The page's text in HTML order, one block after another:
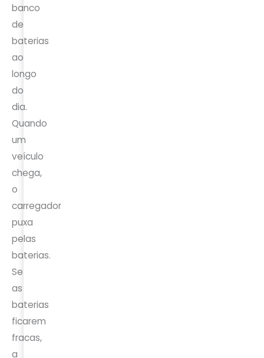
banco
de
baterias
ao
longo
do
dia.
Quando
um
veículo
chega,
o
carregador
puxa
pelas
baterias.
Se
as
baterias
ficarem
fracas,
a